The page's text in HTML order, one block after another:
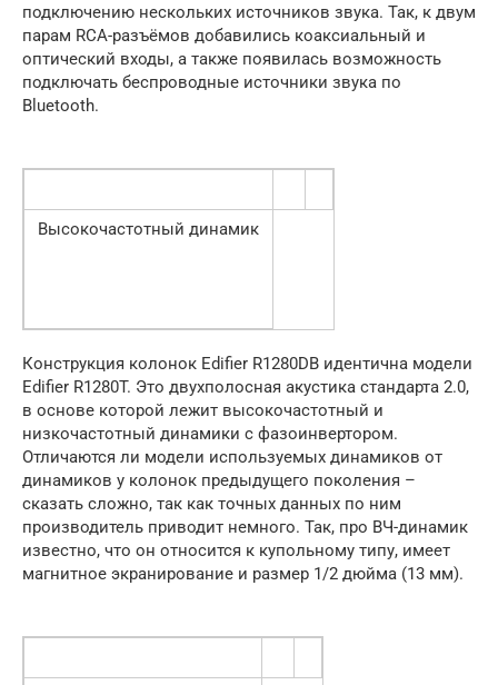
подключению нескольких источников звука. Так, к двум
парам RCA-разъёмов добавились коаксиальный и
оптический входы, а также появилась возможность
подключать беспроводные источники звука по
Bluetooth.
Высокочастотный динамик
Конструкция колонок Edifier R1280DB идентична модели
Edifier R1280T. Это двухполосная акустика стандарта 2.0,
в основе которой лежит высокочастотный и
низкочастотный динамики с фазоинвертором.
Отличаются ли модели используемых динамиков от
динамиков у колонок предыдущего поколения –
сказать сложно, так как точных данных по ним
производитель приводит немного. Так, про ВЧ-динамик
известно, что он относится к купольному типу, имеет
магнитное экранирование и размер 1/2 дюйма (13 мм).